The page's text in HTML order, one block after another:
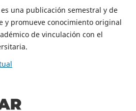
una publicación semestral y de
y promueve conocimiento original
de vinculación con el